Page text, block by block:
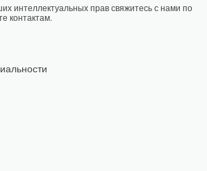
интеллектуальных прав свяжитесь с нами по
контактам.